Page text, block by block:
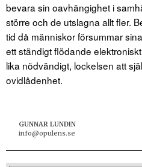
bevara sin oavhängighet i
större och de utslagna allt fler.
tid då människor försummar
ett ständigt flödande
lika nödvändigt, lockelsen att
ovidlådenhet.
GUNNAR LUNDIN
info@opulens.se